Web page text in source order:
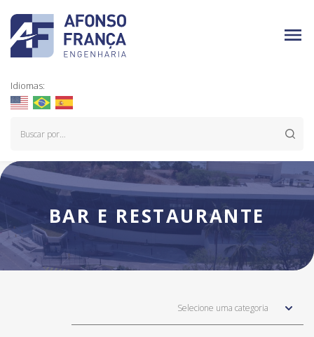
Idiomas:
BAR E RESTAURANTE
Selecione uma categoria